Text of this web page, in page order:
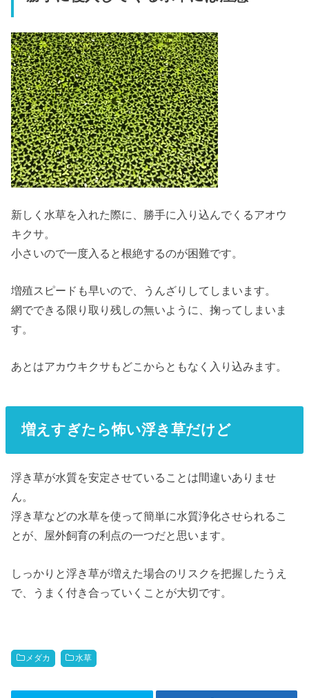
新しく水草を入れた際に、勝手に入り込んでくるアオウ
キクサ。
小さいので一度入ると根絶するのが困難です。
増殖スピードも早いので、うんざりしてしまいます。
網でできる限り取り残しの無いように、掬ってしまいま
す。
あとはアカウキクサもどこからともなく入り込みます。
増えすぎたら怖い浮き草だけど
浮き草が水質を安定させていることは間違いありませ
ん。
浮き草などの水草を使って簡単に水質浄化させられるこ
とが、屋外飼育の利点の一つだと思います。
しっかりと浮き草が増えた場合のリスクを把握したうえ
で、うまく付き合っていくことが大切です。
メダカ 水草